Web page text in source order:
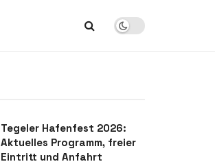
Tegeler Hafenfest 2026:
Aktuelles Programm, freier
Eintritt und Anfahrt